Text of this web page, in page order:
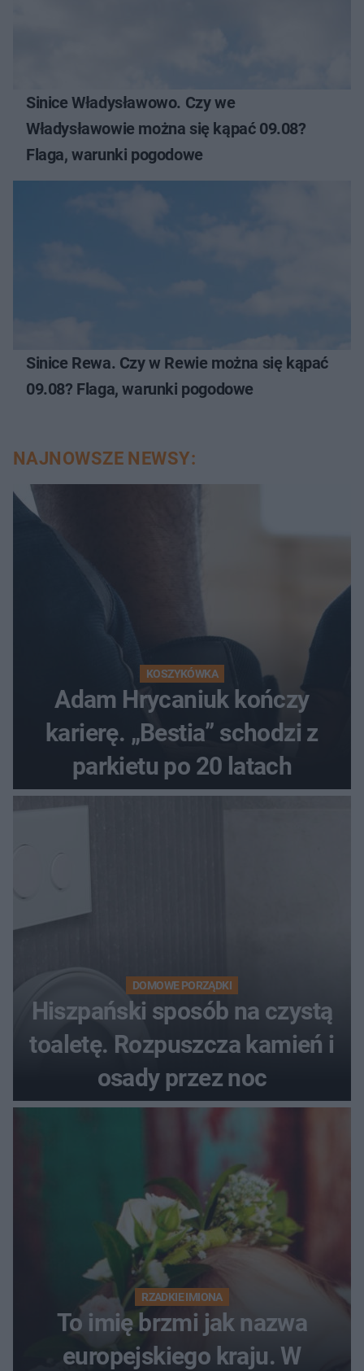
Sinice Władysławowo. Czy we
Władysławowie można się kąpać 09.08?
Flaga, warunki pogodowe
Sinice Rewa. Czy w Rewie można się kąpać
09.08? Flaga, warunki pogodowe
NAJNOWSZE NEWSY:
KOSZYKÓWKA
Adam Hrycaniuk kończy
karierę. „Bestia” schodzi z
parkietu po 20 latach
DOMOWE PORZĄDKI
Hiszpański sposób na czystą
toaletę. Rozpuszcza kamień i
osady przez noc
RZADKIE IMIONA
To imię brzmi jak nazwa
europejskiego kraju. W